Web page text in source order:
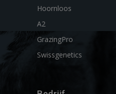
Hoornloos
A2
GrazingPro
Swissgenetics